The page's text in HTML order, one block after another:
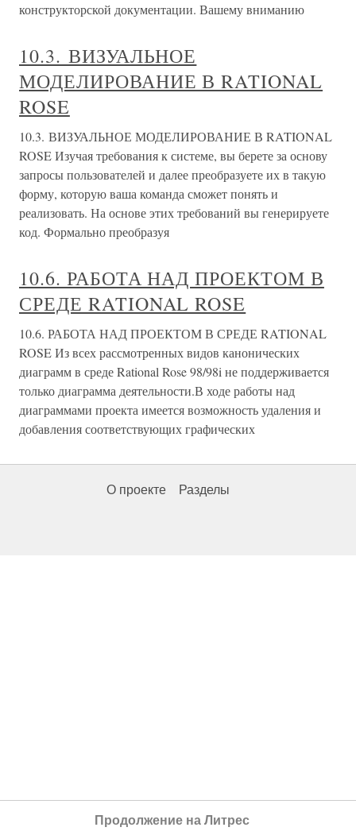
конструкторской документации. Вашему вниманию
10.3. ВИЗУАЛЬНОЕ
МОДЕЛИРОВАНИЕ В RATIONAL
ROSE
10.3. ВИЗУАЛЬНОЕ МОДЕЛИРОВАНИЕ В RATIONAL
ROSE Изучая требования к системе, вы берете за основу
запросы пользователей и далее преобразуете их в такую
форму, которую ваша команда сможет понять и
реализовать. На основе этих требований вы генерируете
код. Формально преобразуя
10.6. РАБОТА НАД ПРОЕКТОМ В
СРЕДЕ RATIONAL ROSE
10.6. РАБОТА НАД ПРОЕКТОМ В СРЕДЕ RATIONAL
ROSE Из всех рассмотренных видов канонических
диаграмм в среде Rational Rose 98/98i не поддерживается
только диаграмма деятельности.В ходе работы над
диаграммами проекта имеется возможность удаления и
добавления соответствующих графических
О проекте Разделы
Продолжение на Литрес